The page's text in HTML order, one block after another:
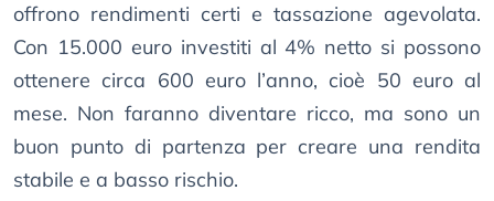
offrono rendimenti certi e tassazione agevolata.
Con 15.000 euro investiti al 4% netto si possono
ottenere circa 600 euro l’anno, cioè 50 euro al
mese. Non faranno diventare ricco, ma sono un
buon punto di partenza per creare una rendita
stabile e a basso rischio.